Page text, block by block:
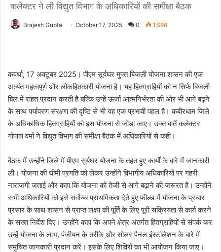
कलेक्टर ने ली विद्युत विभाग के अधिकारियों की समीक्षा बैठक
Brajesh Gupta October 17, 2025 0 1,998
कवर्धा, 17 अक्टूबर 2025। पीएम सूर्यघर मुफ्त बिजली योजना शासन की एक
अत्यंत महत्वपूर्ण और लोकहितकारी योजना है। यह हितग्राहियों को न सिर्फ बिजली
बिल में राहत प्रदान करती है बल्कि उन्हें ऊर्जा आत्मनिर्भरता की ओर भी आगे बढ़ने
के साथ पर्यावरण संरक्षण की दृष्टि से भी यह एक प्रभावी पहल है। कबीरधाम जिले
के अधिकाधिक हितग्राहियों को इस योजना से जोड़ा जाए। उक्त बातें कलेक्टर
गोपाल वर्मा ने विद्युत विभाग की समीक्षा बैठक में अधिकारियों से कही।
बैठक में उन्होंने जिले में पीएम सूर्यघर योजना के तहत हुए कार्यों के बारे में जानकारी
ली। योजना की धीमी प्रगति को लेकर उन्होंने विभागीय अधिकारियों पर गहरी
नाराजगी जताई और कहा कि योजना को तेजी से आगे बढ़ाने की जरूरत है। उन्होंने
सभी अधिकारियों को इसे सर्वोच्च प्राथमिकता देते हुए फील्ड में योजना के प्रचार
प्रसार के साथ शासन से प्राप्त लक्ष्य की पूर्ति के लिए पूरी सक्रियता से कार्य करने
के सख्त निर्देश दिए। उन्होंने कहा कि अपने क्षेत्र अंतर्गत हितग्राहियों से संपर्क कर
उन्हें योजना के लाभ, पंजीयन के तरीके और सोलर पैनल इंस्टॉलेशन के बारे में
समुचित जानकारी प्रदान करें। इसके लिए शिविरों का भी आयोजन किया जाए।